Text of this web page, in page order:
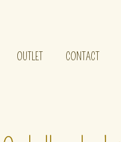
OUTLET CONTACT